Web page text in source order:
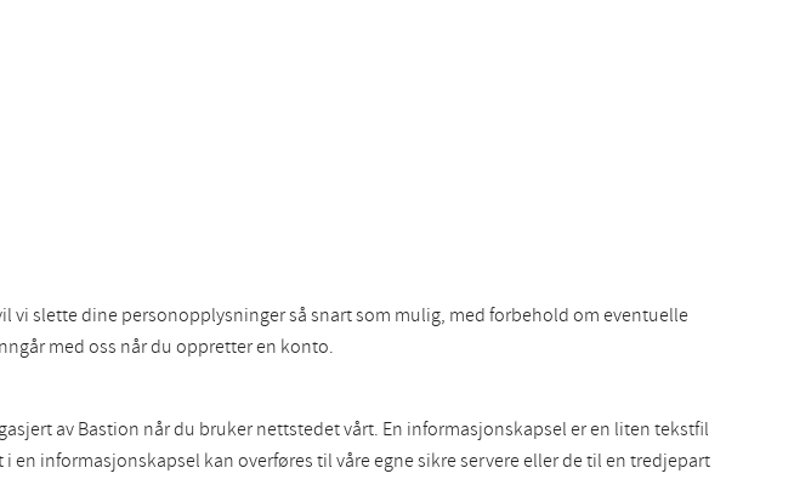
slette dine personopplysninger så snart som mulig, med forbehold om eventuelle
med oss når du oppretter en konto.
av Bastion når du bruker nettstedet vårt. En informasjonskapsel er en liten tekstfil
informasjonskapsel kan overføres til våre egne sikre servere eller de til en tredjepart